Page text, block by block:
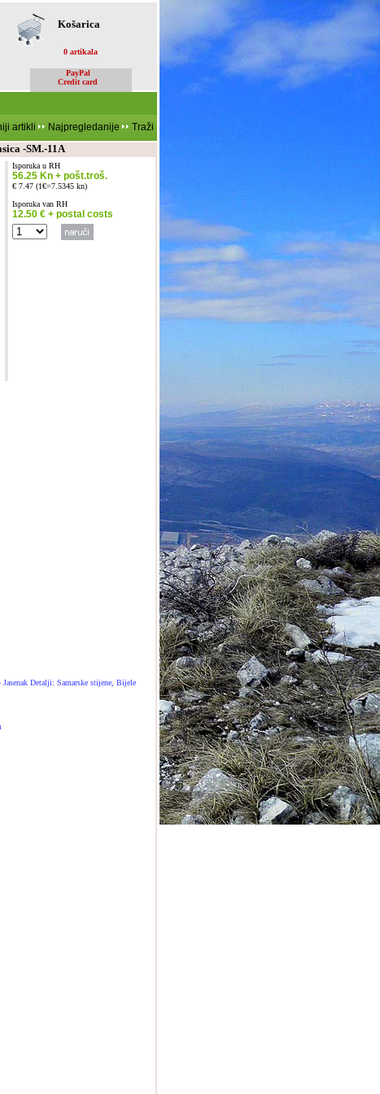
Košarica
0 artikala
PayPal
Credit card
artikli Najpregledanije Traži
-SM.-11A
Isporuka u RH
56.25 Kn + pošt.troš.
€ 7.47 (1€=7.5345 kn)
Isporuka van RH
12.50 € + postal costs
Detalji: Samarske stijene, Bijele